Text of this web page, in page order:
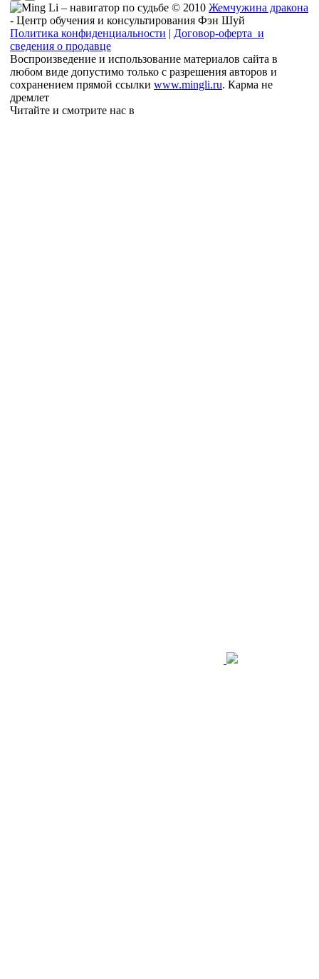
© 2010 Жемчужина дракона
- Центр обучения и консультирования Фэн Шуй
Политика конфиденциальности | Договор-оферта и
сведения о продавце
Воспроизведение и использование материалов сайта в
любом виде допустимо только с разрешения авторов и
сохранением прямой ссылки www.mingli.ru. Карма не
дремлет
Читайте и смотрите нас в